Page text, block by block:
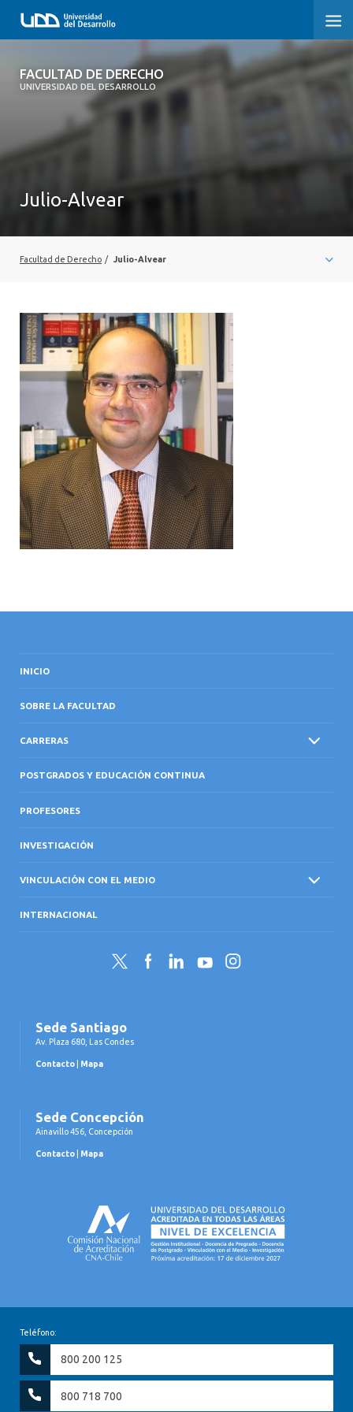
FACULTAD DE DERECHO
UNIVERSIDAD DEL DESARROLLO
FACULTAD DE DERECHO
SOBRE LA FACULTAD
VINCULACIÓN CON EL MEDIO
INTERNACIONAL
Julio-Alvear
Facultad de Derecho / Julio-Alvear
INICIO
SOBRE LA FACULTAD
CARRERAS
POSTGRADOS Y EDUCACIÓN CONTINUA
PROFESORES
INVESTIGACIÓN
VINCULACIÓN CON EL MEDIO
INTERNACIONAL
Twitter FacebookLinkedInYouTubeInstagram
Sede Santiago
Av. Plaza 680, Las Condes
Contacto Mapa
Sede Concepción
Ainavillo 456, Concepción
Contacto Mapa
Teléfono:
800 200 125
800 718 700